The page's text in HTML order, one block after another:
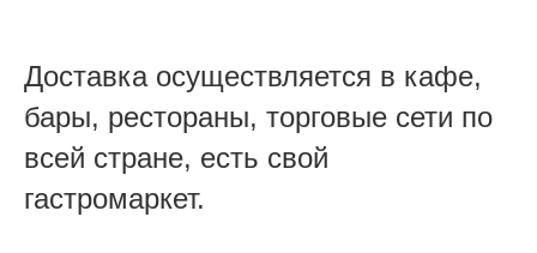
Доставка осуществляется в кафе,
бары, рестораны, торговые сети по
всей стране, есть свой
гастромаркет.